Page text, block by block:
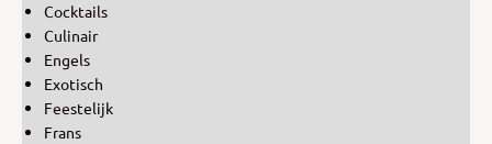
Cocktails
Culinair
Engels
Exotisch
Feestelijk
Frans